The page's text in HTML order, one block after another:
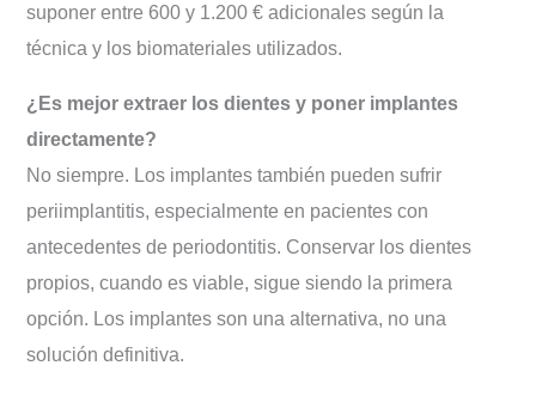
suponer entre 600 y 1.200 € adicionales según la
técnica y los biomateriales utilizados.
¿Es mejor extraer los dientes y poner implantes
directamente?
No siempre. Los implantes también pueden sufrir
periimplantitis, especialmente en pacientes con
antecedentes de periodontitis. Conservar los dientes
propios, cuando es viable, sigue siendo la primera
opción. Los implantes son una alternativa, no una
solución definitiva.